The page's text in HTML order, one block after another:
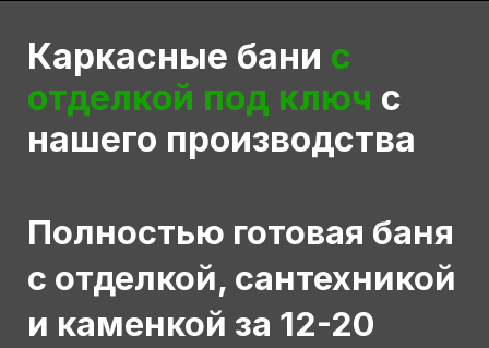
Каркасные бани с
отделкой под ключ с
нашего производства
Полностью готовая баня
с отделкой, сантехникой
и каменкой за 12-20